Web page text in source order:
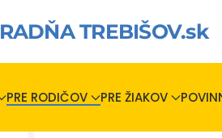
TREBIŠOV.sk
PRE RODIČOV PRE ŽIAKOV